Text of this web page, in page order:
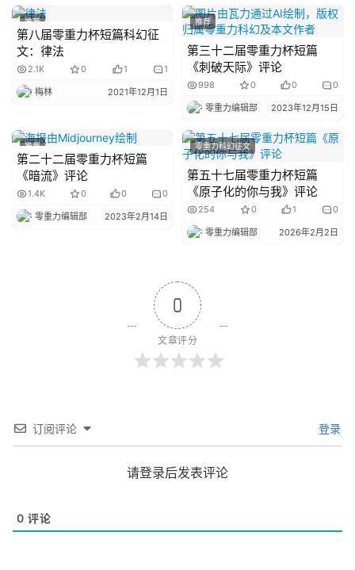
推荐
第八届零重力杯短篇科幻征
文：律法
2.1K 0 1 1
梅林 2021年12月1日
推荐
第三十二届零重力杯短篇
《刺破天际》评论
998 0 0 0
零重力编辑部 2023年12月15日
推荐
第二十二届零重力杯短篇
《暗流》评论
1.4K 0 0 0
零重力编辑部 2023年2月14日
零重力科幻征文
第五十七届零重力杯短篇
《原子化的你与我》评论
254 0 1 0
零重力编辑部 2026年2月2日
0
文章评分
订阅评论 登录
请登录后发表评论
0 评论